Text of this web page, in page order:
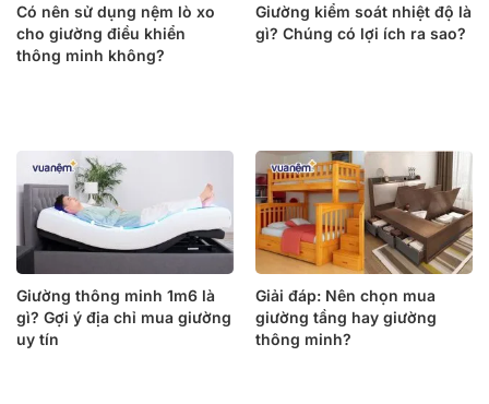
Có nên sử dụng nệm lò xo
cho giường điều khiển
thông minh không?
Giường kiểm soát nhiệt độ là
gì? Chúng có lợi ích ra sao?
Giường thông minh 1m6 là
gì? Gợi ý địa chỉ mua giường
uy tín
Giải đáp: Nên chọn mua
giường tầng hay giường
thông minh?